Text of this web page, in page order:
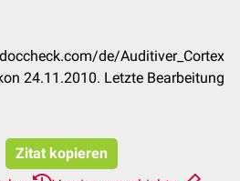
de/Auditiver_Cortex
24.11.2010. Letzte Bearbeitung
Zitat kopieren